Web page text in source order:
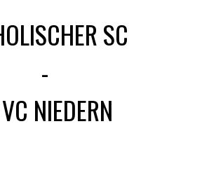
SC
-
NIEDERN